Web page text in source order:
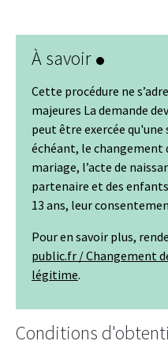
À savoir
Cette procédure ne
majeures La demande
peut être exercée qu'une
échéant, le changement
mariage, l’acte de
partenaire et des
13 ans, leur
Pour en savoir plus,
public.fr / Changement
légitime.
Conditions